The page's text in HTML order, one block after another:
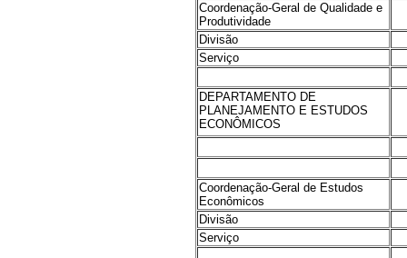
Coordenação-Geral de Qualidade e
Produtividade
Divisão
Serviço
DEPARTAMENTO DE
PLANEJAMENTO E ESTUDOS
ECONÔMICOS
Coordenação-Geral de Estudos
Econômicos
Divisão
Serviço